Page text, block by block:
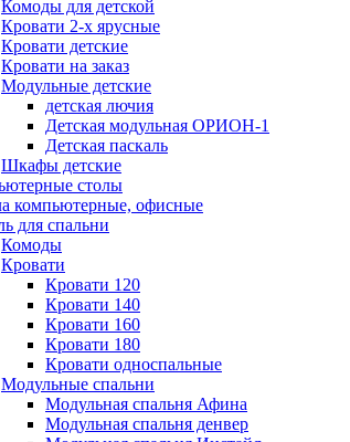
Комоды для детской
Кровати 2-х ярусные
Кровати детские
Кровати на заказ
Модульные детские
детская лючия
Детская модульная ОРИОН-1
Детская паскаль
Шкафы детские
столы
компьютерные, офисные
для спальни
Комоды
Кровати
Кровати 120
Кровати 140
Кровати 160
Кровати 180
Кровати односпальные
Модульные спальни
Модульная спальня Афина
Модульная спальня денвер